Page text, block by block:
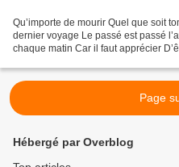
Qu’importe de mourir Quel que soit
dernier voyage Le passé est passé
chaque matin Car il faut apprécier
Page
Hébergé par Overblog